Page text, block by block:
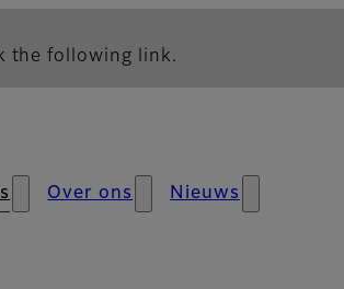
the following link.
Over ons Nieuws